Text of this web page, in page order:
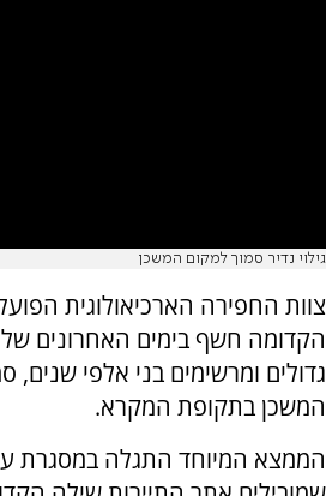
גילוי נדיר סמוך למקום המשכן
צוות החפירה הארכיאולוגית
הקדומה חשף בימים האחרונים
גדולים ומרשימים בני אלפי שנים,
המשכן בתקופת המקרא.
הממצא המיוחד התגלה במסגרת